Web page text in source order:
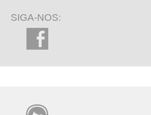
SIGA-NOS: